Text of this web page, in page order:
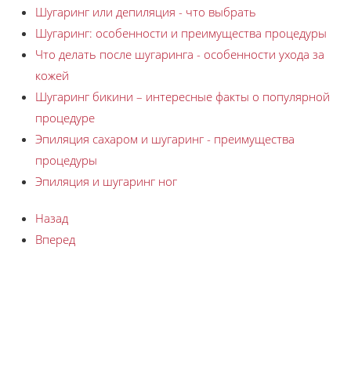
Шугаринг или депиляция - что выбрать
Шугаринг: особенности и преимущества процедуры
Что делать после шугаринга - особенности ухода за
кожей
Шугаринг бикини – интересные факты о популярной
процедуре
Эпиляция сахаром и шугаринг - преимущества
процедуры
Эпиляция и шугаринг ног
Назад
Вперед